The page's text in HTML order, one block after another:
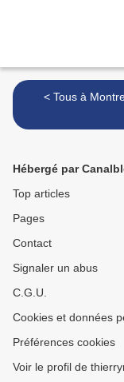
< Tous à
Hébergé par
Top articles
Pages
Contact
Signaler un abus
C.G.U.
Cookies et données
Préférences cookies
Voir le profil de